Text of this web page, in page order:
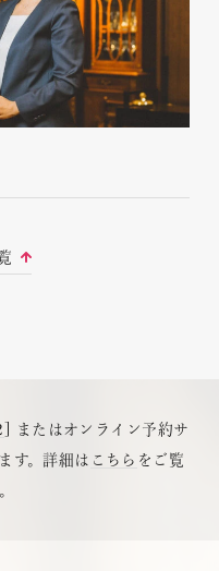
] またはオンライン予約サ
す。詳細は こちら をご覧